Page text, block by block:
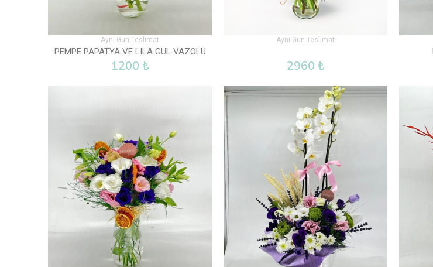
Aynı Gün Teslimat
PEMPE PAPATYA VE LILA GÜL VAZOLU
1200 ₺
Aynı Gün Teslimat
2960 ₺